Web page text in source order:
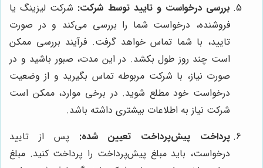
بررسی درخواست و تایید توسط شرکت: شرکت لیزینگ یا
فروشنده، درخواست شما را بررسی می‌کند و در صورت
تایید، با شما تماس خواهد گرفت. فرآیند بررسی ممکن
است چند روز طول بکشد. در این مدت، صبور باشید و در
صورت نیاز، با شرکت مربوطه تماس بگیرید و از وضعیت
درخواست خود مطلع شوید. در برخی موارد، ممکن است
شرکت نیاز به اطلاعات بیشتری داشته باشد.
پرداخت پیش‌پرداخت تعیین شده: پس از تایید
درخواست، باید مبلغ پیش‌پرداخت را پرداخت کنید. مبلغ